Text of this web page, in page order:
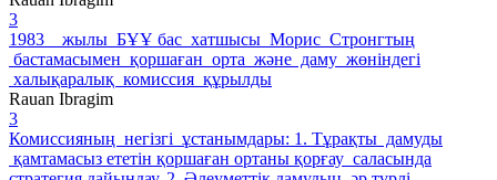
3
1983 жылы БҰҰ бас хатшысы Морис Стронгтың
бастамасымен қоршаған орта және даму жөніндегі
халықаралық комиссия құрылды
Rauan Ibragim
3
Комиссияның негізгі ұстанымдары: 1. Тұрақты дамуды
қамтамасыз ететін қоршаған ортаны қорғау саласында